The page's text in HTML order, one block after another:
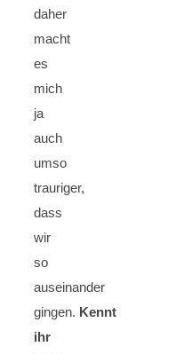
daher
macht
es
mich
ja
auch
umso
trauriger,
dass
wir
so
auseinander
gingen. Kennt
ihr